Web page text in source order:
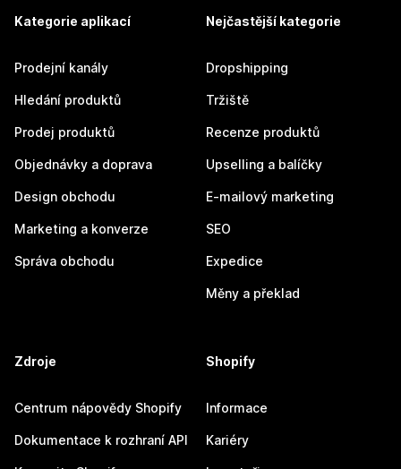
Kategorie aplikací
Prodejní kanály
Hledání produktů
Prodej produktů
Objednávky a doprava
Design obchodu
Marketing a konverze
Správa obchodu
Nejčastější kategorie
Dropshipping
Tržiště
Recenze produktů
Upselling a balíčky
E-mailový marketing
SEO
Expedice
Měny a překlad
Zdroje
Centrum nápovědy Shopify
Dokumentace k rozhraní API
Shopify
Informace
Kariéry